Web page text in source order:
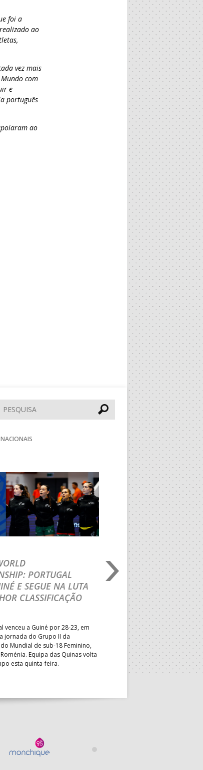
foi a
ao
vez mais
com
e
português
ao
Pesquisar
PORTUGAL
E SEGUE NA LUTA
CLASSIFICAÇÃO
venceu a Guiné por 28-23, em
jornada do Grupo II da
do Mundial de sub-18 Feminino,
Equipa das Quinas volta
esta quinta-feira.
03.08.2026
M18 EHF EURO
CEDE DIANTE DA
MAIN ROUND
Segunda parte dominada
derrota portuguesa por 35-
Grupo II da Main Round do
Masculino, em Belgrado.
a entrar em campo esta
horas.
Seguinte